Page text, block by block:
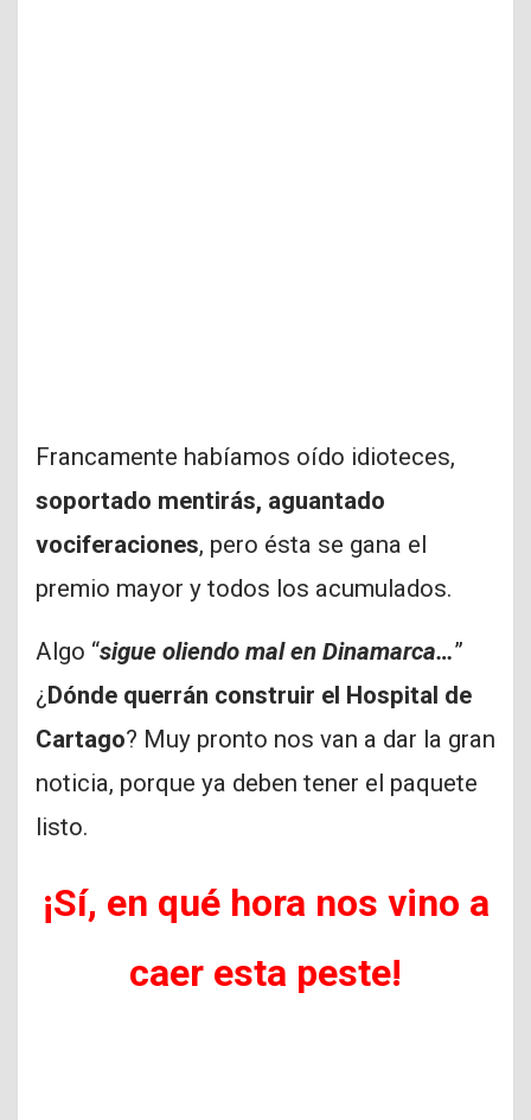
Francamente habíamos oído idioteces,
soportado mentirás, aguantado
vociferaciones, pero ésta se gana el
premio mayor y todos los acumulados.
Algo “sigue oliendo mal en Dinamarca…”
¿ Dónde querrán construir el Hospital de
Cartago? Muy pronto nos van a dar la gran
noticia, porque ya deben tener el paquete
listo.
¡Sí, en qué hora nos vino a
caer esta peste!